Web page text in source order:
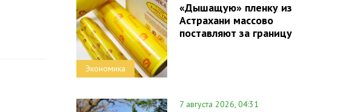
Экономика
«Дышащую» пленку из
Астрахани массово
поставляют за границу
7 августа 2026, 04:31